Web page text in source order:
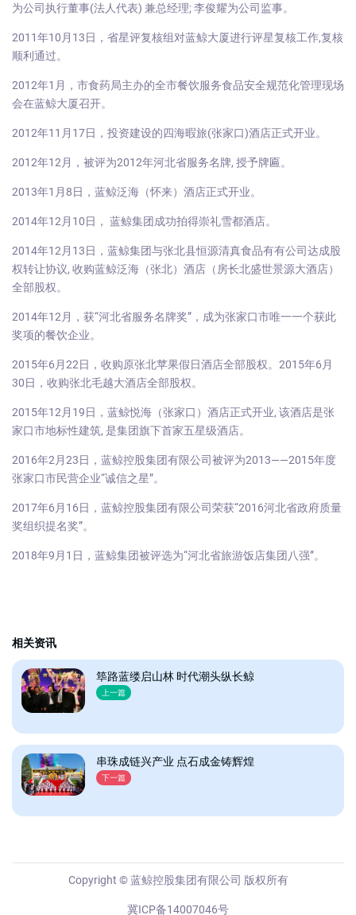
为公司执行董事(法人代表) 兼总经理; 李俊耀为公司监事。
2011年10月13日，省星评复核组对蓝鲸大厦进行评星复核工作,复核
顺利通过。
2012年1月，市食药局主办的全市餐饮服务食品安全规范化管理现场
会在蓝鲸大厦召开。
2012年11月17日，投资建设的四海暇旅(张家口)酒店正式开业。
2012年12月，被评为2012年河北省服务名牌, 授予牌匾。
2013年1月8日，蓝鲸泛海（怀来）酒店正式开业。
2014年12月10日， 蓝鲸集团成功拍得崇礼雪都酒店。
2014年12月13日，蓝鲸集团与张北县恒源清真食品有有公司达成股
权转让协议, 收购蓝鲸泛海（张北）酒店（房长北盛世景源大酒店）
全部股权。
2014年12月，获“河北省服务名牌奖”，成为张家口市唯一一个获此
奖项的餐饮企业。
2015年6月22日，收购原张北苹果假日酒店全部股权。2015年6月
30日，收购张北毛越大酒店全部股权。
2015年12月19日，蓝鲸悦海（张家口）酒店正式开业, 该酒店是张
家口市地标性建筑, 是集团旗下首家五星级酒店。
2016年2月23日，蓝鲸控股集团有限公司被评为2013——2015年度
张家口市民营企业“诚信之星”。
2017年6月16日，蓝鲸控股集团有限公司荣获“2016河北省政府质量
奖组织提名奖”。
2018年9月1日，蓝鲸集团被评选为“河北省旅游饭店集团八强”。
相关资讯
筚路蓝缕启山林 时代潮头纵长鲸
上一篇
串珠成链兴产业 点石成金铸辉煌
下一篇
Copyright © 蓝鲸控股集团有限公司 版权所有
冀ICP备14007046号